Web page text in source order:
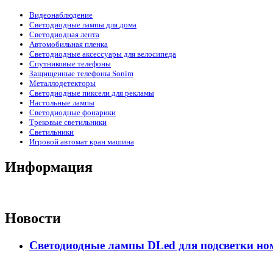
Видеонаблюдение
Светодиодные лампы для дома
Светодиодная лента
Автомобильная пленка
Светодиодные аксессуары для велосипеда
Спутниковые телефоны
Защищенные телефоны Sonim
Металлодетекторы
Светодиодные пиксели для рекламы
Настольные лампы
Светодиодные фонарики
Трековые светильники
Светильники
Игровой автомат кран машина
Информация
Новости
Светодиодные лампы DLed для подсветки